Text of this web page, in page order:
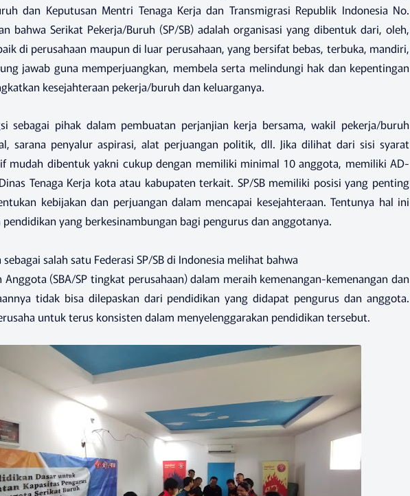
dan Keputusan Mentri Tenaga Kerja dan Transmigrasi Republik Indonesia No.
bahwa Serikat Pekerja/Buruh (SP/SB) adalah organisasi yang dibentuk dari, oleh,
di perusahaan maupun di luar perusahaan, yang bersifat bebas, terbuka, mandiri,
jawab guna memperjuangkan, membela serta melindungi hak dan kepentingan
kesejahteraan pekerja/buruh dan keluarganya.
sebagai pihak dalam pembuatan perjanjian kerja bersama, wakil pekerja/buruh
sarana penyalur aspirasi, alat perjuangan politik, dll. Jika dilihat dari sisi syarat
mudah dibentuk yakni cukup dengan memiliki minimal 10 anggota, memiliki AD-
Tenaga Kerja kota atau kabupaten terkait. SP/SB memiliki posisi yang penting
kebijakan dan perjuangan dalam mencapai kesejahteraan. Tentunya hal ini
yang berkesinambungan bagi pengurus dan anggotanya.
sebagai salah satu Federasi SP/SB di Indonesia melihat bahwa
Anggota (SBA/SP tingkat perusahaan) dalam meraih kemenangan-kemenangan dan
tidak bisa dilepaskan dari pendidikan yang didapat pengurus dan anggota.
untuk terus konsisten dalam menyelenggarakan pendidikan tersebut.